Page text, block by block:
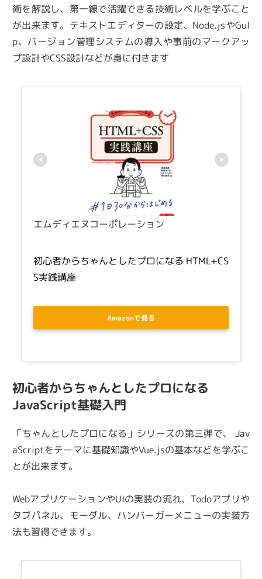
術を解説し、第一線で活躍できる技術レベルを学ぶこと
が出来ます。テキストエディターの設定、Node.jsやGul
p、バージョン管理システムの導入や事前のマークアッ
プ設計やCSS設計などが身に付きます
エムディエヌコーポレーション
初心者からちゃんとしたプロになる HTML+CS
S実践講座
Amazonで見る
初心者からちゃんとしたプロになる
JavaScript基礎入門
「ちゃんとしたプロになる」シリーズの第三弾で、 Jav
aScriptをテーマに基礎知識やVue.jsの基本などを学ぶこ
とが出来ます。
WebアプリケーションやUIの実装の流れ、Todoアプリや
タブパネル、モーダル、ハンバーガーメニューの実装方
法も習得できます。